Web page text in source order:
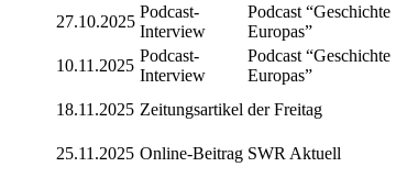
27.10.2025
Podcast-
Interview
Podcast “Geschichte
Europas”
10.11.2025
Podcast-
Interview
Podcast “Geschichte
Europas”
18.11.2025 Zeitungsartikel der Freitag
25.11.2025 Online-Beitrag SWR Aktuell